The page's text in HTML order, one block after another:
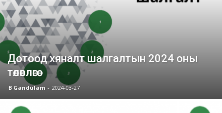
Дотоод хяналт шалгалтын 2024 оны
төлөвлөгөө
B Gandulam - 2024-03-27